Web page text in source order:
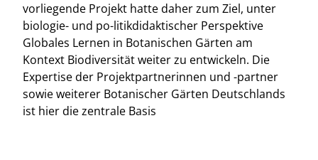
vorliegende Projekt hatte daher zum Ziel, unter
biologie- und po-litikdidaktischer Perspektive
Globales Lernen in Botanischen Gärten am
Kontext Biodiversität weiter zu entwickeln. Die
Expertise der Projektpartnerinnen und -partner
sowie weiterer Botanischer Gärten Deutschlands
ist hier die zentrale Basis